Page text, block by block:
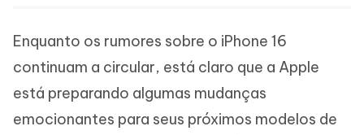
Enquanto os rumores sobre o iPhone 16
continuam a circular, está claro que a Apple
está preparando algumas mudanças
emocionantes para seus próximos modelos de